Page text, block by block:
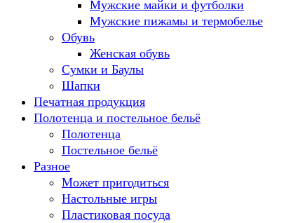
Мужские майки и футболки
Мужские пижамы и термобелье
Обувь
Женская обувь
Сумки и Баулы
Шапки
Печатная продукция
Полотенца и постельное бельё
Полотенца
Постельное бельё
Разное
Может пригодиться
Настольные игры
Пластиковая посуда